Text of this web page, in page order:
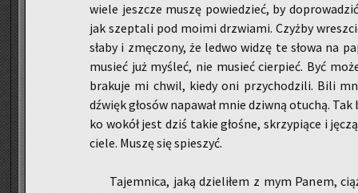
wiele jesz­cze muszę po­wie­dzieć, by
jak szep­ta­li pod moimi drzwia­mi. Czyż­by
słaby i zmę­czo­ny, że ledwo widzę te słowa na
mu­sieć już my­śleć, nie mu­sieć cier­pieć. Być
bra­ku­je mi chwil, kiedy oni przy­cho­dzi­li. Bili
dźwięk gło­sów na­pa­wał mnie dziw­ną otu­chą.
ko wokół jest dziś takie gło­śne, skrzy­pią­ce i
ciele. Muszę się spie­szyć.
Ta­jem­ni­ca, jaką dzie­li­łem z mym Panem,